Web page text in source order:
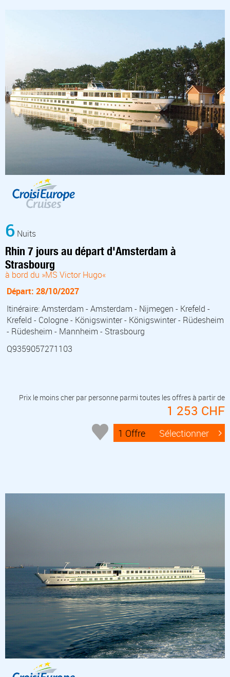
6 Nuits
Rhin 7 jours au départ d'Amsterdam à
Strasbourg
à bord du »MS Victor Hugo«
Départ: 28/10/2027
Itinéraire: Amsterdam - Amsterdam - Nijmegen - Krefeld -
Krefeld - Cologne - Königswinter - Königswinter - Rüdesheim
- Rüdesheim - Mannheim - Strasbourg
Q9359057271103
Prix le moins cher par personne parmi toutes les offres à partir de
1 253 CHF
1 Offre Sélectionner